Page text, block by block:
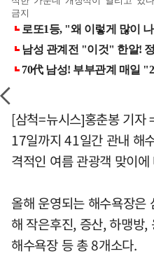
금지
[삼척=뉴시스]홍춘봉 기자
17일까지 41일간 관내 해
격적인 여름 관광객 맞이에
올해 운영되는 해수욕장은
해 작은후진, 증산, 하맹방
해수욕장 등 총 8개소다.